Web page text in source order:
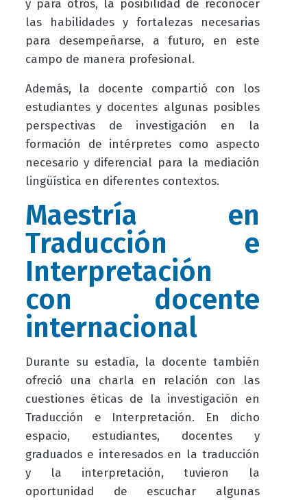
y para otros, la posibilidad de reconocer
las habilidades y fortalezas necesarias
para desempeñarse, a futuro, en este
campo de manera profesional.
Además, la docente compartió con los
estudiantes y docentes algunas posibles
perspectivas de investigación en la
formación de intérpretes como aspecto
necesario y diferencial para la mediación
lingüística en diferentes contextos.
Maestría en
Traducción e
Interpretación
con docente
internacional
Durante su estadía, la docente también
ofreció una charla en relación con las
cuestiones éticas de la investigación en
Traducción e Interpretación. En dicho
espacio, estudiantes, docentes y
graduados e interesados en la traducción
y la interpretación, tuvieron la
oportunidad de escuchar algunas